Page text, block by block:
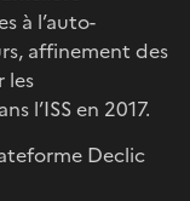
à l’auto-
affinement des
les
l’ISS en 2017.
Declic